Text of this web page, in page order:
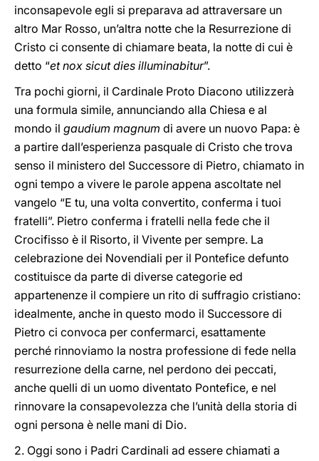
inconsapevole egli si preparava ad attraversare un
altro Mar Rosso, un’altra notte che la Resurrezione di
Cristo ci consente di chiamare beata, la notte di cui è
detto “et nox sicut dies illuminabitur”.
Tra pochi giorni, il Cardinale Proto Diacono utilizzerà
una formula simile, annunciando alla Chiesa e al
mondo il gaudium magnum di avere un nuovo Papa: è
a partire dall’esperienza pasquale di Cristo che trova
senso il ministero del Successore di Pietro, chiamato in
ogni tempo a vivere le parole appena ascoltate nel
vangelo “E tu, una volta convertito, conferma i tuoi
fratelli”. Pietro conferma i fratelli nella fede che il
Crocifisso è il Risorto, il Vivente per sempre. La
celebrazione dei Novendiali per il Pontefice defunto
costituisce da parte di diverse categorie ed
appartenenze il compiere un rito di suffragio cristiano:
idealmente, anche in questo modo il Successore di
Pietro ci convoca per confermarci, esattamente
perché rinnoviamo la nostra professione di fede nella
resurrezione della carne, nel perdono dei peccati,
anche quelli di un uomo diventato Pontefice, e nel
rinnovare la consapevolezza che l’unità della storia di
ogni persona è nelle mani di Dio.
2. Oggi sono i Padri Cardinali ad essere chiamati a